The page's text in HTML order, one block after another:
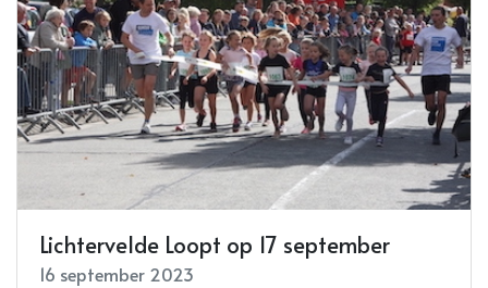
Lichtervelde Loopt op 17 september
16 september 2023